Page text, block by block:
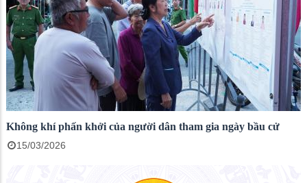
Không khí phấn khởi của người dân tham gia ngày bầu cử
15/03/2026